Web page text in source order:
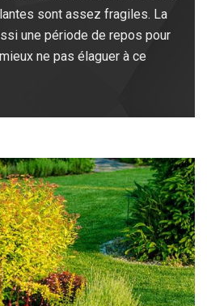
sont assez fragiles. La
une période de repos pour
ne pas élaguer à ce